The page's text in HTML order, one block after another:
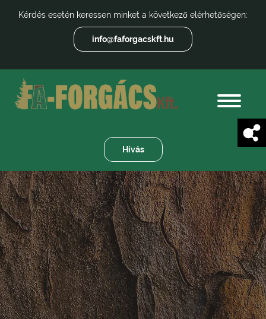
Kérdés esetén keressen minket a következő elérhetőségen:
info@faforgacskft.hu
Hívás